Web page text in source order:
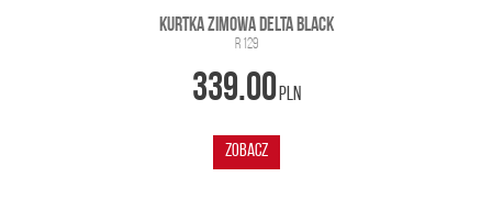
KURTKA ZIMOWA DELTA BLACK
R 129
339.00 PLN
ZOBACZ